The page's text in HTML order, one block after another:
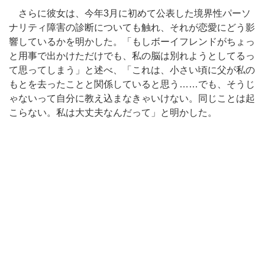
さらに彼女は、今年3月に初めて公表した境界性パーソ
ナリティ障害の診断についても触れ、それが恋愛にどう影
響しているかを明かした。「もしボーイフレンドがちょっ
と用事で出かけただけでも、私の脳は別れようとしてるっ
て思ってしまう」と述べ、「これは、小さい頃に父が私の
もとを去ったことと関係していると思う……でも、そうじ
ゃないって自分に教え込まなきゃいけない。同じことは起
こらない。私は大丈夫なんだって」と明かした。